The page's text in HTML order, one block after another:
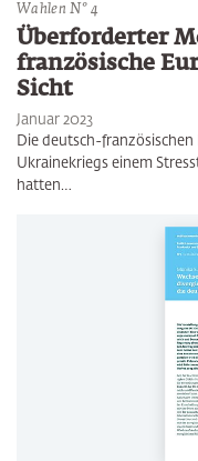
Wahlen N° 4
Überforderter
französische
Sicht
Januar 2023
Die deutsch-
Ukrainekriegs einem
hatten…